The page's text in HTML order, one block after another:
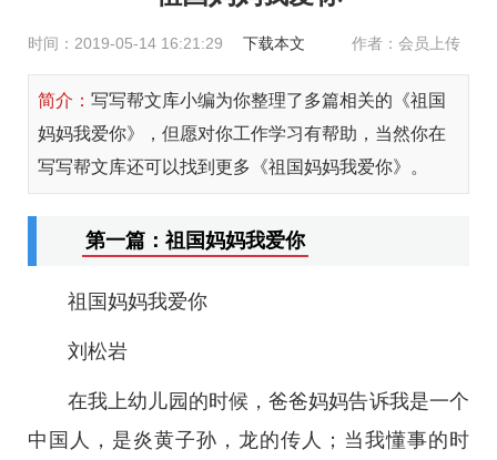
时间：2019-05-14 16:21:29 下载本文 作者：会员上传
简介： 写写帮文库小编为你整理了多篇相关的《祖国
妈妈我爱你》，但愿对你工作学习有帮助，当然你在
写写帮文库还可以找到更多《祖国妈妈我爱你》。
第一篇：祖国妈妈我爱你
祖国妈妈我爱你
刘松岩
在我上幼儿园的时候，爸爸妈妈告诉我是一个
中国人，是炎黄子孙，龙的传人；当我懂事的时